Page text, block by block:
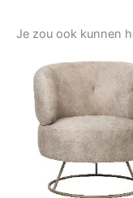
Je zou ook kunnen